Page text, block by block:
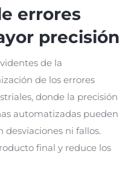
errores
precisión
de la
de los errores
donde la precisión
automatizadas pueden
desviaciones ni fallos.
final y reduce los